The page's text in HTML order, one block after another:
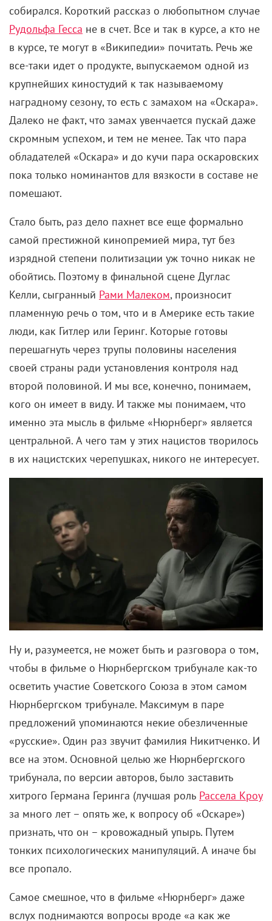
собирался. Короткий рассказ о любопытном случае
Рудольфа Гесса не в счет. Все и так в курсе, а кто не
в курсе, те могут в «Википедии» почитать. Речь же
все-таки идет о продукте, выпускаемом одной из
крупнейших киностудий к так называемому
наградному сезону, то есть с замахом на «Оскара».
Далеко не факт, что замах увенчается пускай даже
скромным успехом, и тем не менее. Так что пара
обладателей «Оскара» и до кучи пара оскаровских
пока только номинантов для вязкости в составе не
помешают.
Стало быть, раз дело пахнет все еще формально
самой престижной кинопремией мира, тут без
изрядной степени политизации уж точно никак не
обойтись. Поэтому в финальной сцене Дуглас
Келли, сыгранный Рами Малеком, произносит
пламенную речь о том, что и в Америке есть такие
люди, как Гитлер или Геринг. Которые готовы
перешагнуть через трупы половины населения
своей страны ради установления контроля над
второй половиной. И мы все, конечно, понимаем,
кого он имеет в виду. И также мы понимаем, что
именно эта мысль в фильме «Нюрнберг» является
центральной. А чего там у этих нацистов творилось
в их нацистских черепушках, никого не интересует.
Ну и, разумеется, не может быть и разговора о том,
чтобы в фильме о Нюрнбергском трибунале как-то
осветить участие Советского Союза в этом самом
Нюрнбергском трибунале. Максимум в паре
предложений упоминаются некие обезличенные
«русские». Один раз звучит фамилия Никитченко. И
все на этом. Основной целью же Нюрнбергского
трибунала, по версии авторов, было заставить
хитрого Германа Геринга (лучшая роль Рассела Кроу
за много лет – опять же, к вопросу об «Оскаре»)
признать, что он – кровожадный упырь. Путем
тонких психологических манипуляций. А иначе бы
все пропало.
Самое смешное, что в фильме «Нюрнберг» даже
вслух поднимаются вопросы вроде «а как же